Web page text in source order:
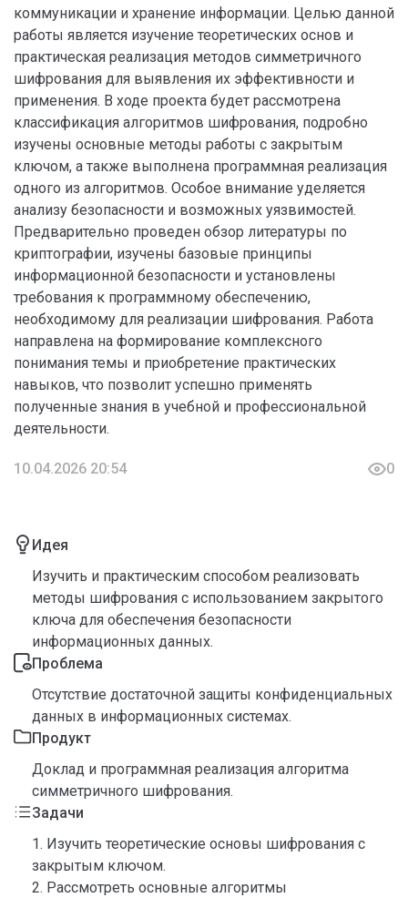
коммуникации и хранение информации. Целью данной
работы является изучение теоретических основ и
практическая реализация методов симметричного
шифрования для выявления их эффективности и
применения. В ходе проекта будет рассмотрена
классификация алгоритмов шифрования, подробно
изучены основные методы работы с закрытым
ключом, а также выполнена программная реализация
одного из алгоритмов. Особое внимание уделяется
анализу безопасности и возможных уязвимостей.
Предварительно проведен обзор литературы по
криптографии, изучены базовые принципы
информационной безопасности и установлены
требования к программному обеспечению,
необходимому для реализации шифрования. Работа
направлена на формирование комплексного
понимания темы и приобретение практических
навыков, что позволит успешно применять
полученные знания в учебной и профессиональной
деятельности.
10.04.2026 20:54 0
Идея
Изучить и практическим способом реализовать
методы шифрования с использованием закрытого
ключа для обеспечения безопасности
информационных данных.
Проблема
Отсутствие достаточной защиты конфиденциальных
данных в информационных системах.
Продукт
Доклад и программная реализация алгоритма
симметричного шифрования.
Задачи
1. Изучить теоретические основы шифрования с
закрытым ключом.
2. Рассмотреть основные алгоритмы